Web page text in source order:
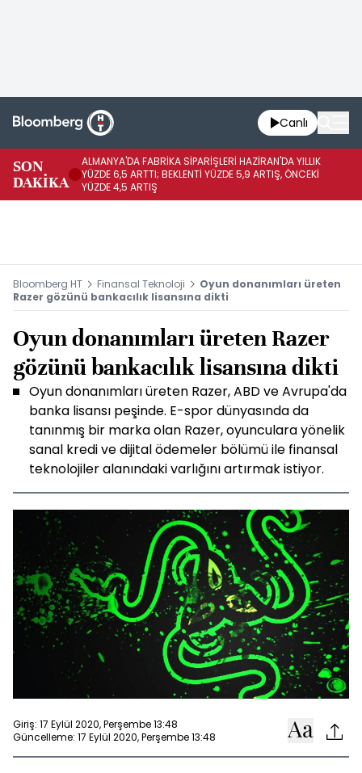
Canlı
SON
DAKİKA
ALMANYA'DA FABRİKA SİPARİŞLERİ HAZİRAN'DA YILLIK
YÜZDE 6,5 ARTTI; BEKLENTİ YÜZDE 5,9 ARTIŞ, ÖNCEKİ
YÜZDE 4,5 ARTIŞ
Bloomberg HT Finansal Teknoloji
Oyun donanımları üreten
Razer gözünü bankacılık lisansına dikti
Oyun donanımları üreten Razer
gözünü bankacılık lisansına dikti
Oyun donanımları üreten Razer, ABD ve Avrupa'da
banka lisansı peşinde. E-spor dünyasında da
tanınmış bir marka olan Razer, oyunculara yönelik
sanal kredi ve dijital ödemeler bölümü ile finansal
teknolojiler alanındaki varlığını artırmak istiyor.
Giriş: 17 Eylül 2020, Perşembe 13:48
Güncelleme: 17 Eylül 2020, Perşembe 13:48